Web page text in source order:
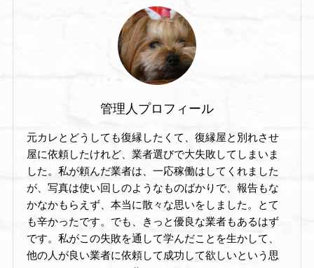
管理人プロフィール
元カレとどうしても復縁したくて、復縁屋と別れさせ
屋に依頼したけれど、業者選びで大失敗してしまいま
した。私が頼んだ業者は、一応稼働はしてくれました
が、写真は使い回しのようなものばかりで、報告もな
かなかもらえず、本当に散々な思いをしました。とて
も辛かったです。でも、きっと優良な業者もあるはず
です。私がこの失敗を通して学んだことを生かして、
他の人が良い業者に依頼して成功して欲しいという思